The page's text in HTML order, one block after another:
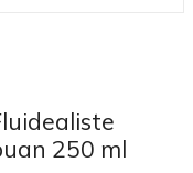
250 ml